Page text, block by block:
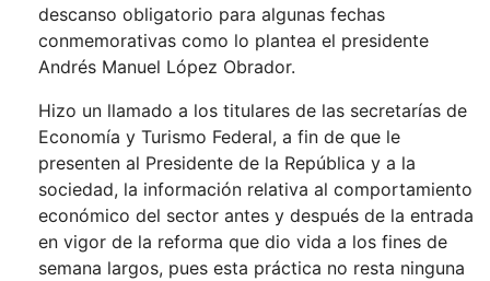
descanso obligatorio para algunas fechas
conmemorativas como lo plantea el presidente
Andrés Manuel López Obrador.
Hizo un llamado a los titulares de las secretarías de
Economía y Turismo Federal, a fin de que le
presenten al Presidente de la República y a la
sociedad, la información relativa al comportamiento
económico del sector antes y después de la entrada
en vigor de la reforma que dio vida a los fines de
semana largos, pues esta práctica no resta ninguna